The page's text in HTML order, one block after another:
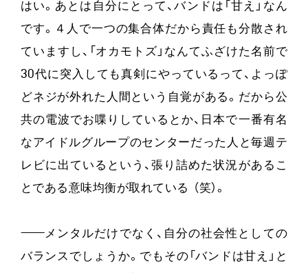
はい。あとは自分にとって、バンドは「甘え」なん
です。４人で一つの集合体だから責任も分散され
ていますし、「オカモトズ」なんてふざけた名前で
30代に突入しても真剣にやっているって、よっぽ
どネジが外れた人間という自覚がある。だから公
共の電波でお喋りしているとか、日本で一番有名
なアイドルグループのセンターだった人と毎週テ
レビに出ているという、張り詰めた状況があるこ
とである意味均衡が取れている （笑）。
——メンタルだけでなく、自分の社会性としての
バランスでしょうか。でもその「バンドは甘え」と